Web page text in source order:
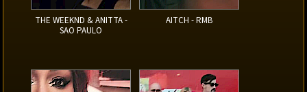
THE WEEKND & ANITTA -
SAO PAULO
AITCH - RMB